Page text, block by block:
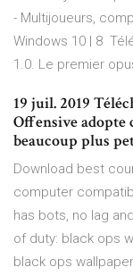
- Multijoueurs,
Windows 10 | 8
1.0. Le premier
19 juil. 2019
Offensive adopte
beaucoup plus
Download best
computer
has bots, no lag
of duty: black ops
black ops